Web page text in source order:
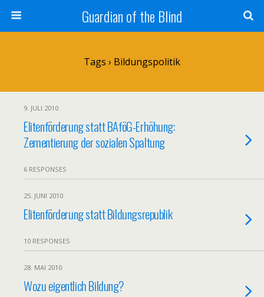
Guardian of the Blind
Tags › Bildungspolitik
9. JULI 2010
Elitenförderung statt BAföG-Erhöhung:
Zementierung der sozialen Spaltung
6 RESPONSES
25. JUNI 2010
Elitenförderung statt Bildungsrepublik
10 RESPONSES
28. MAI 2010
Wozu eigentlich Bildung?